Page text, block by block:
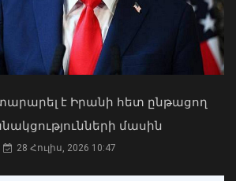
պահման
հետ չի քննարկվել.
է Իրանի հետ ընթացող
մասին
28 Հուլիս, 2026 10:47